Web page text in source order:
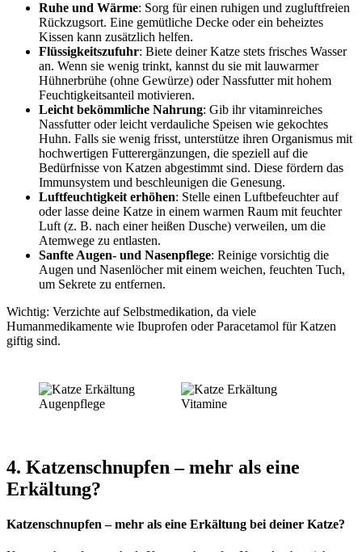
Ruhe und Wärme: Sorg für einen ruhigen und zugluftfreien
Rückzugsort. Eine gemütliche Decke oder ein beheiztes
Kissen kann zusätzlich helfen.
Flüssigkeitszufuhr: Biete deiner Katze stets frisches Wasser
an. Wenn sie wenig trinkt, kannst du sie mit lauwarmer
Hühnerbrühe (ohne Gewürze) oder Nassfutter mit hohem
Feuchtigkeitsanteil motivieren.
Leicht bekömmliche Nahrung: Gib ihr vitaminreiches
Nassfutter oder leicht verdauliche Speisen wie gekochtes
Huhn. Falls sie wenig frisst, unterstütze ihren Organismus mit
hochwertigen Futterergänzungen, die speziell auf die
Bedürfnisse von Katzen abgestimmt sind. Diese fördern das
Immunsystem und beschleunigen die Genesung.
Luftfeuchtigkeit erhöhen: Stelle einen Luftbefeuchter auf
oder lasse deine Katze in einem warmen Raum mit feuchter
Luft (z. B. nach einer heißen Dusche) verweilen, um die
Atemwege zu entlasten.
Sanfte Augen- und Nasenpflege: Reinige vorsichtig die
Augen und Nasenlöcher mit einem weichen, feuchten Tuch,
um Sekrete zu entfernen.
Wichtig: Verzichte auf Selbstmedikation, da viele
Humanmedikamente wie Ibuprofen oder Paracetamol für Katzen
giftig sind.
4. Katzenschnupfen – mehr als eine
Erkältung?
Katzenschnupfen – mehr als eine Erkältung bei deiner Katze?